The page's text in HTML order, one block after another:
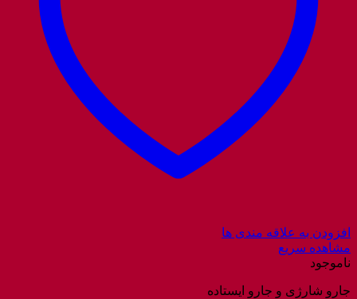
افزودن به علاقه مندی ها
مشاهده سریع
ناموجود
جارو شارژی و جارو ایستاده